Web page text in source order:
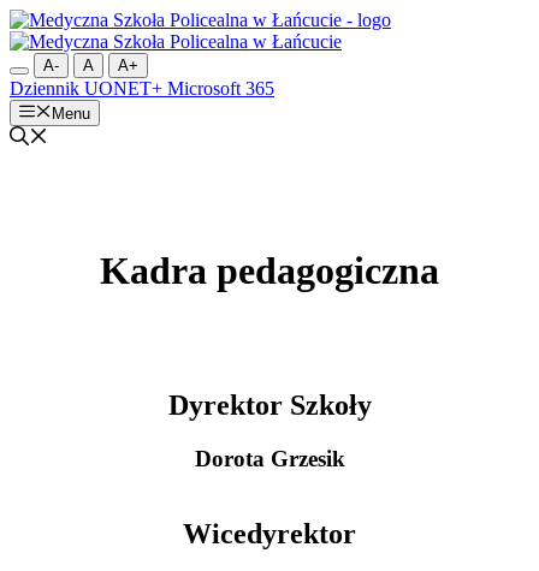
Przejdź
do
treściA- A A+
Dziennik UONET+ Microsoft 365
Menu
Kadra pedagogiczna
Dyrektor Szkoły
Dorota Grzesik
Wicedyrektor